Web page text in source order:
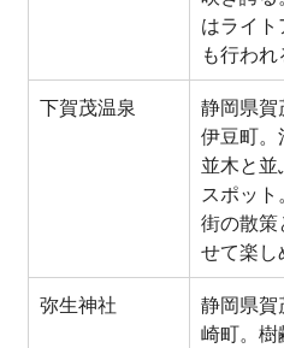
はライト
も行われ
下賀茂温泉
静岡県賀
伊豆町。
並木と並
スポット
街の散策
せて楽し
弥生神社
静岡県賀
崎町。樹